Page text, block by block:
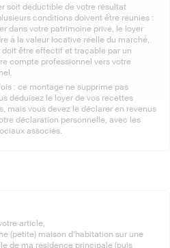
soit déductible de votre résultat
conditions doivent être réunies :
dans votre patrimoine privé, le loyer
à la valeur locative réelle du marché,
être effectif et traçable par un
compte professionnel vers votre
: ce montage ne supprime pas
déduisez le loyer de vos recettes
mais vous devez le déclarer en revenus
déclaration personnelle, avec les
associés.
article,
(petite) maison d’habitation sur une
de ma résidence principale (puis